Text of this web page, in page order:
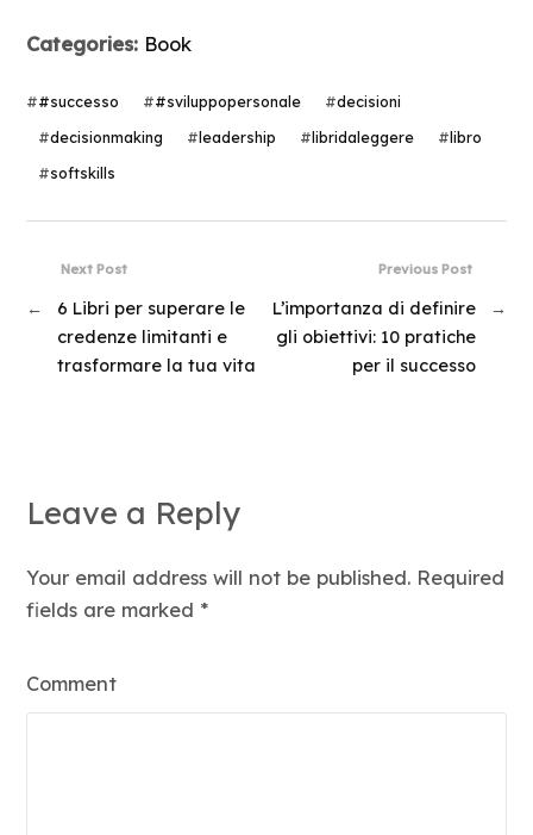
Categories: Book
##successo ##sviluppopersonale #decisioni
#decisionmaking # leadership # libridaleggere # libro
#softskills
Previous Post
L’importanza di definire
gli obiettivi: 10 pratiche
per il successo
→
Next Post
←
6 Libri per superare le
credenze limitanti e
trasformare la tua vita
Leave a Reply
Your email address will not be published. Required
fields are marked *
Comment